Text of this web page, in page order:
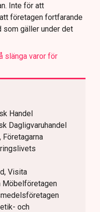
Inte för att
företagen fortfarande
som gäller under det
slänga varor för
Handel
Dagligvaruhandel
Företagarna
Visita
Möbelföretagen
och